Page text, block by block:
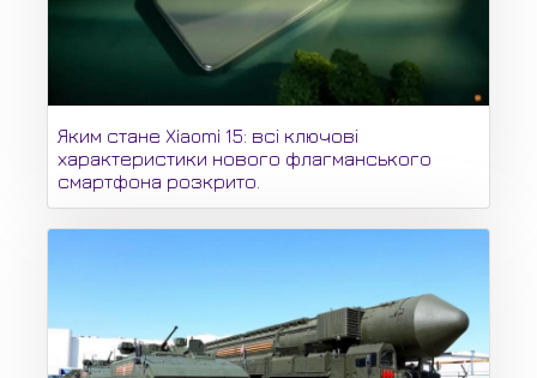
Яким стане Xiaomi 15: всі ключові
характеристики нового флагманського
смартфона розкрито.